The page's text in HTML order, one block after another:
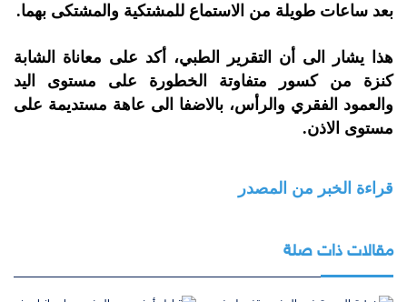
بعد ساعات طويلة من الاستماع للمشتكية والمشتكى بهما.
هذا يشار الى أن التقرير الطبي، أكد على معاناة الشابة
كنزة من كسور متفاوتة الخطورة على مستوى اليد
والعمود الفقري والرأس، بالاضفا الى عاهة مستديمة على
مستوى الاذن.
قراءة الخبر من المصدر
مقالات ذات صلة